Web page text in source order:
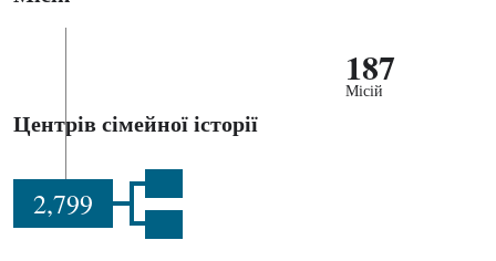
187
Місій
Центрів сімейної історії
2,799